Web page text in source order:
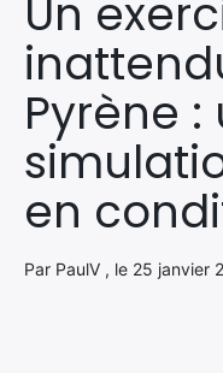
Un
Pyrène :
en
Par PaulV , le 25 janvier
A propos de Nous
Contactez-nous
Politique de